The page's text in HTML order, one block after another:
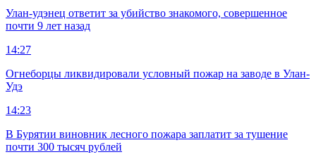
Улан-удэнец ответит за убийство знакомого, совершенное
почти 9 лет назад
14:27
Огнеборцы ликвидировали условный пожар на заводе в Улан-
Удэ
14:23
В Бурятии виновник лесного пожара заплатит за тушение
почти 300 тысяч рублей